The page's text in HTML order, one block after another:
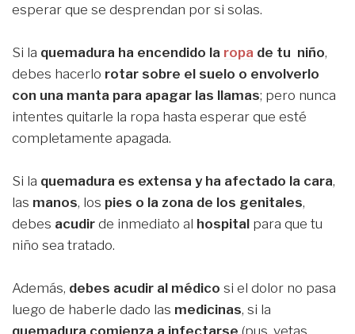
esperar que se desprendan por si solas.
Si la quemadura ha encendido la ropa de tu niño,
debes hacerlo rotar sobre el suelo o envolverlo
con una manta para apagar las llamas; pero nunca
intentes quitarle la ropa hasta esperar que esté
completamente apagada.
Si la quemadura es extensa y ha afectado la cara,
las manos, los pies o la zona de los genitales,
debes acudir de inmediato al hospital para que tu
niño sea tratado.
Además, debes acudir al médico si el dolor no pasa
luego de haberle dado las medicinas, si la